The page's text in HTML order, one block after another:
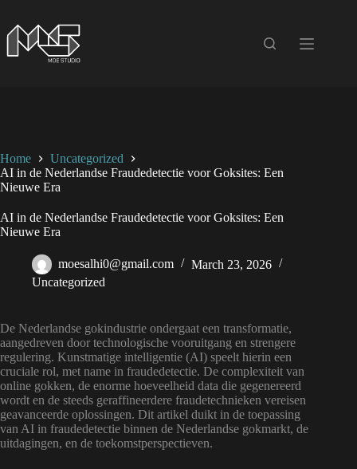
content
Home
Uncategorized
AI in de Nederlandse Fraudedetectie voor Goksites: Een
Nieuwe Era
AI in de Nederlandse Fraudedetectie voor Goksites: Een
Nieuwe Era
moesalhi0@gmail.com
March 23, 2026
Uncategorized
De Nederlandse gokindustrie ondergaat een transformatie,
aangedreven door technologische vooruitgang en strengere
regulering. Kunstmatige intelligentie (AI) speelt hierin een
cruciale rol, met name in fraudedetectie. De complexiteit van
online gokken, de enorme hoeveelheid data die gegenereerd
wordt en de steeds geraffineerdere fraudetechnieken vereisen
geavanceerde oplossingen. Dit artikel duikt in de toepassing
van AI in fraudedetectie binnen de Nederlandse gokmarkt, de
uitdagingen, en de toekomstperspectieven.